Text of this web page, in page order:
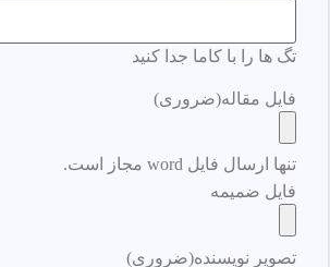
تگ ها را با کاما جدا کنید
فایل مقاله(ضروری)
تنها ارسال فایل word مجاز است.
فایل ضمیمه
تصویر نویسنده(ضروری)